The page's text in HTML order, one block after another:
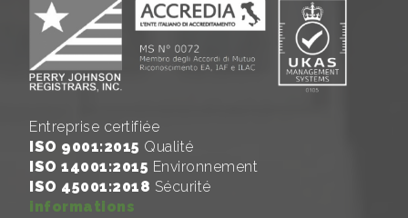
Entreprise certifiée
ISO 9001:2015 Qualité
ISO 14001:2015 Environnement
ISO 45001:2018 Sécurité
informations